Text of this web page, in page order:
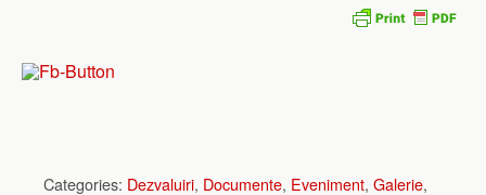
Categories: Dezvaluiri, Documente, Eveniment, Galerie,